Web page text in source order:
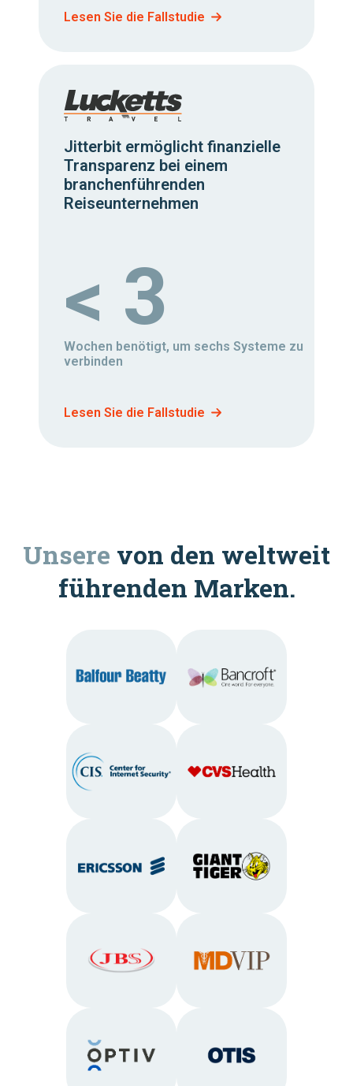
Lesen Sie die Fallstudie
Jitterbit ermöglicht finanzielle
Transparenz bei einem
branchenführenden
Reiseunternehmen
< 3
Wochen benötigt, um sechs Systeme zu
verbinden
Lesen Sie die Fallstudie
Unsere von den weltweit
führenden Marken.